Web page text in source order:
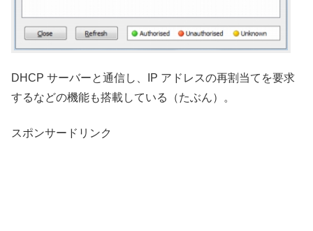
DHCP サーバーと通信し、IP アドレスの再割当てを要求
するなどの機能も搭載している（たぶん）。
スポンサードリンク